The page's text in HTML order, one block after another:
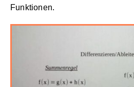
Funktionen.